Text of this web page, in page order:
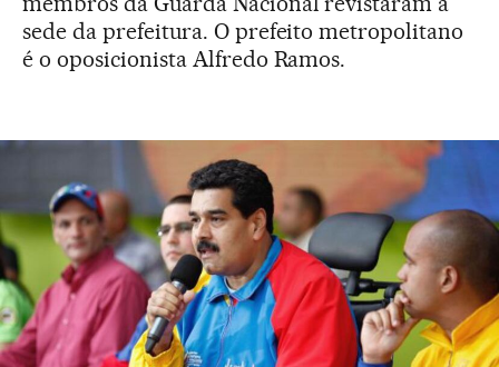
sede da prefeitura. O prefeito metropolitano
é o oposicionista Alfredo Ramos.